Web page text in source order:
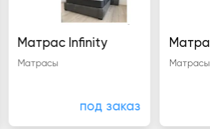
Матрас Infinity
Матрасы
под заказ
Матрасы